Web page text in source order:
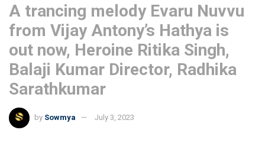
A trancing melody Evaru Nuvvu
from Vijay Antony’s Hathya is
out now, Heroine Ritika Singh,
Balaji Kumar Director, Radhika
Sarathkumar
by Sowmya July 3, 2023